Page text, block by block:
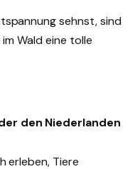
sehnst, sind
Wald eine tolle
den Niederlanden
erleben, Tiere